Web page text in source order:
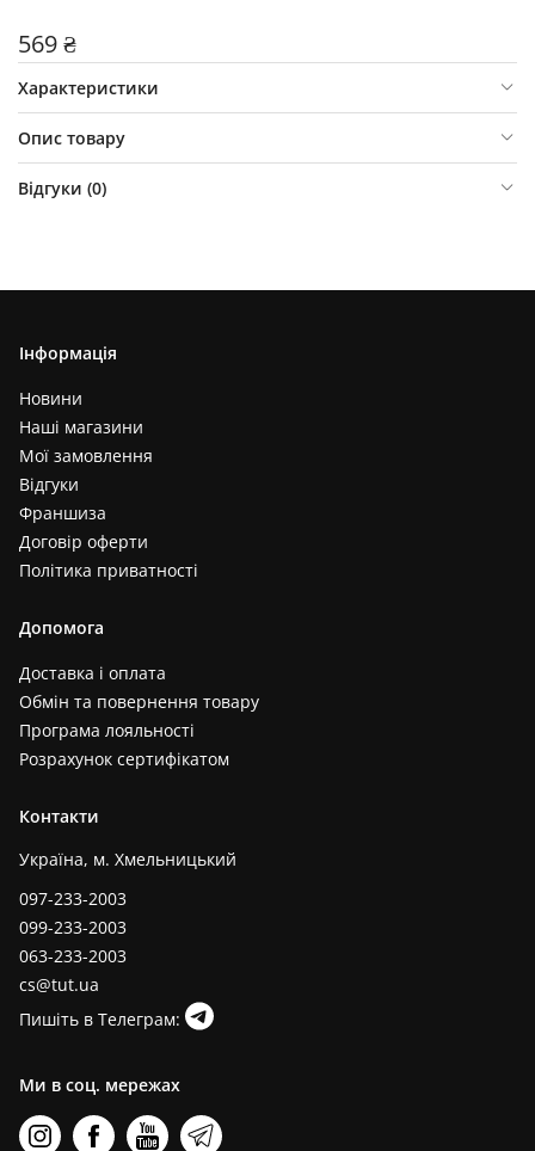
569 ₴
Характеристики
Опис товару
Відгуки (0)
Інформація
Новини
Наші магазини
Мої замовлення
Відгуки
Франшиза
Договір оферти
Політика приватності
Допомога
Доставка і оплата
Обмін та повернення товару
Програма лояльності
Розрахунок сертифікатом
Контакти
Україна, м. Хмельницький
097-233-2003
099-233-2003
063-233-2003
cs@tut.ua
Пишіть в Телеграм:
Ми в соц. мережах